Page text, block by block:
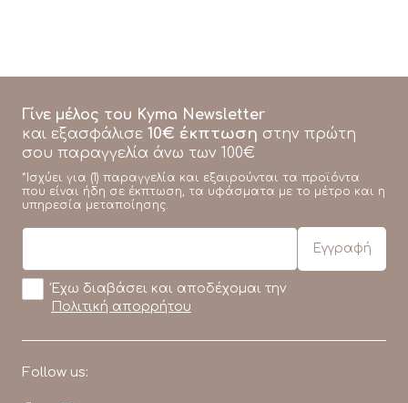
Γίνε μέλος του Kyma Newsletter
και εξασφάλισε 10€ έκπτωση στην πρώτη
σου παραγγελία άνω των 100€
*Ισχύει για (1) παραγγελία και εξαιρούνται τα προϊόντα
που είναι ήδη σε έκπτωση, τα υφάσματα με το μέτρο και η
υπηρεσία μεταποίησης.
Έχω διαβάσει και αποδέχομαι την
Πολιτική απορρήτου
Follow us: